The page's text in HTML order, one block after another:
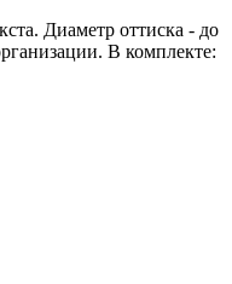
Диаметр оттиска - до
В комплекте: